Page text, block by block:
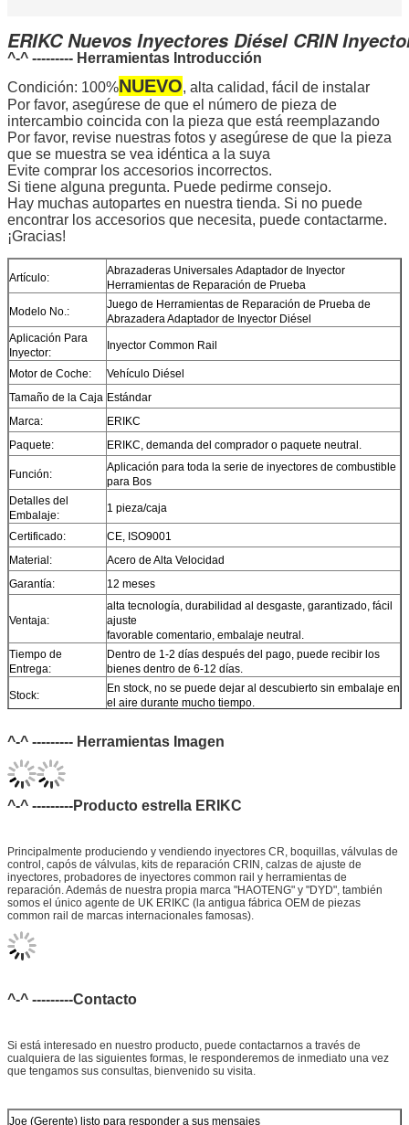
ERIKC Nuevos Inyectores Diésel CRIN
^-^ --------- Herramientas Introducción
Condición: 100%NUEVO, alta calidad, fácil de instalar
Por favor, asegúrese de que el número de pieza de
intercambio coincida con la pieza que está reemplazando
Por favor, revise nuestras fotos y asegúrese de que la pieza
que se muestra se vea idéntica a la suya
Evite comprar los accesorios incorrectos.
Si tiene alguna pregunta. Puede pedirme consejo.
Hay muchas autopartes en nuestra tienda. Si no puede
encontrar los accesorios que necesita, puede contactarme.
¡Gracias!
Artículo:
Abrazaderas Universales Adaptador de Inyector
Herramientas de Reparación de Prueba
Modelo No.:
Juego de Herramientas de Reparación de Prueba de
Abrazadera Adaptador de Inyector Diésel
Aplicación Para
Inyector:
Inyector Common Rail
Motor de Coche:
Vehículo Diésel
Tamaño de la Caja Estándar
Marca:
ERIKC
Paquete:
ERIKC, demanda del comprador o paquete neutral.
Función:
Aplicación para toda la serie de inyectores de combustible
para Bos
Detalles del
Embalaje:
1 pieza/caja
Certificado:
CE, ISO9001
Material:
Acero de Alta Velocidad
Garantía:
12 meses
Ventaja:
alta tecnología, durabilidad al desgaste, garantizado, fácil
ajuste
favorable comentario, embalaje neutral.
Tiempo de
Entrega:
Dentro de 1-2 días después del pago, puede recibir los
bienes dentro de 6-12 días.
Stock:
En stock, no se puede dejar al descubierto sin embalaje en
el aire durante mucho tiempo.
Términos de Pago: T/T, Western Union, MG, PayPal, Etc.
Mercado de
Exportación Actual:
^-^ --------- Herramientas Imagen
^-^ ---------Producto estrella ERIKC
Principalmente produciendo y vendiendo inyectores CR, boquillas, válvulas de
control, capós de válvulas, kits de reparación CRIN, calzas de ajuste de
inyectores, probadores de inyectores common rail y herramientas de
reparación. Además de nuestra propia marca "HAOTENG" y "DYD", también
somos el único agente de UK ERIKC (la antigua fábrica OEM de piezas
common rail de marcas internacionales famosas).
^-^ ---------Contacto
Si está interesado en nuestro producto, puede contactarnos a través de
cualquiera de las siguientes formas, le responderemos de inmediato una vez
que tengamos sus consultas, bienvenido su visita.
Joe (Gerente) listo para responder a sus mensajes